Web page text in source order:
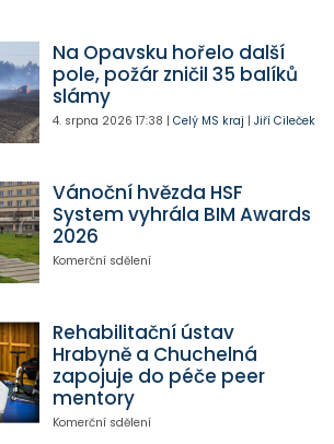
Na Opavsku hořelo další
pole, požár zničil 35 balíků
slámy
4. srpna 2026 17:38 | Celý MS kraj | Jiří Cileček
Vánoční hvězda HSF
System vyhrála BIM Awards
2026
Komerční sdělení
Rehabilitační ústav
Hrabyně a Chuchelná
zapojuje do péče peer
mentory
Komerční sdělení